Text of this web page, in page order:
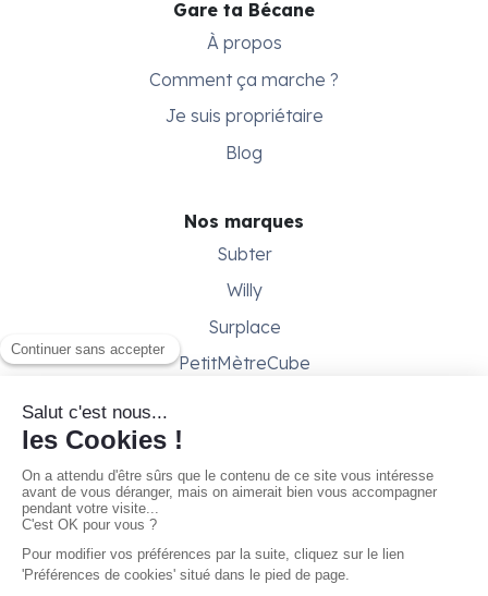
Gare ta Bécane
À propos
Comment ça marche ?
Je suis propriétaire
Blog
Nos marques
Subter
Willy
Surplace
PetitMètreCube
Besoin d'aide ?
Conditions générales
Gestion des cookies